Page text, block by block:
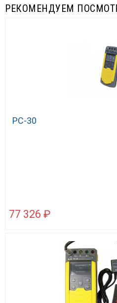
РЕКОМЕНДУЕМ
РС-30
77 326 ₽